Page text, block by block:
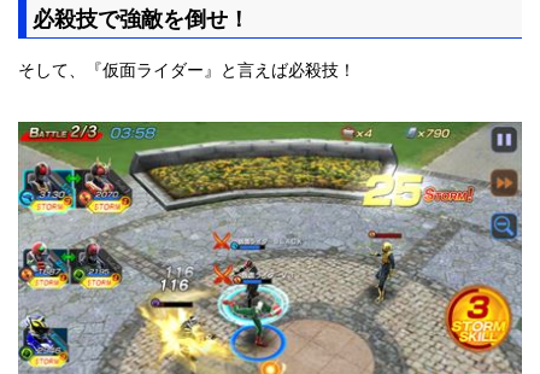
必殺技で強敵を倒せ！
そして、『仮面ライダー』と言えば必殺技！